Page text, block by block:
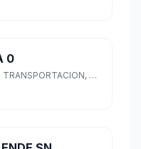
0
INDEPENDENCIA 0, BOMBARDIER TRANSPORTACION, Tepeapulco, Hidalgo